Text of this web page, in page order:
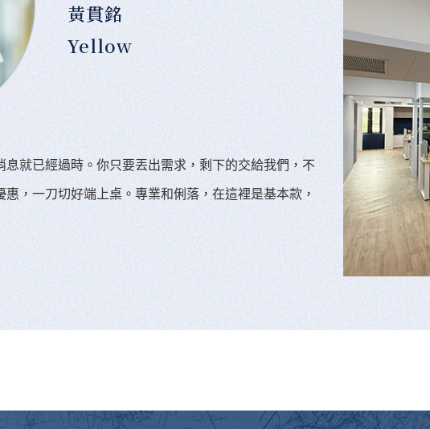
黃貫銘
Yellow
就已經過時。你只要丟出需求，剩下的交給我們，不
，一刀切好端上桌。專業和俐落，在這裡是基本款，